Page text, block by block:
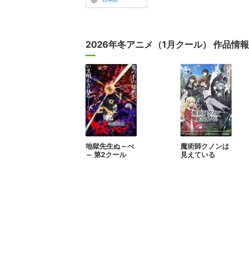
2026年冬アニメ（1月クール） 作品情報
地獄先生ぬ～べ
～ 第2クール
魔術師クノンは
見えている